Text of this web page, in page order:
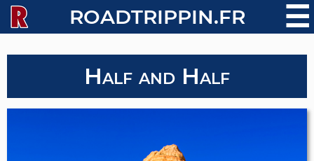
ROADTRIPPIN.FR ☰
Half and Half